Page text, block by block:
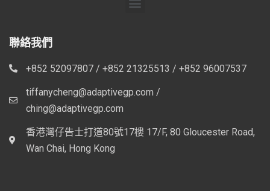
聯絡我們
+852 52097807 / +852 21325513 / +852 96007537
tiffanycheng@adaptivegp.com /
ching@adaptivegp.com
香港灣仔告士打道80號17樓 17/F, 80 Gloucester Road,
Wan Chai, Hong Kong